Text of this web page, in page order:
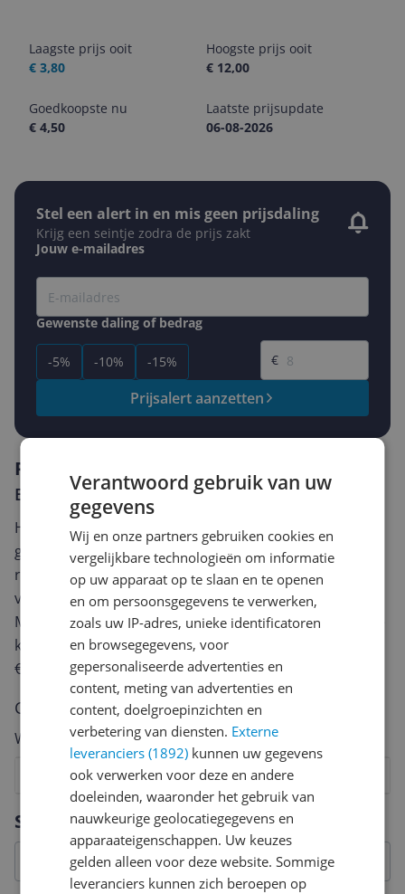
Laagste prijs ooit
€ 3,80
Hoogste prijs ooit
€ 12,00
Goedkoopste nu
€ 4,50
Laatste prijsupdate
06-08-2026
Stel een alert in en mis geen prijsdaling
Krijg een seintje zodra de prijs zakt
Jouw e-mailadres
Gewenste daling of bedrag
-5% -10% -15%
Gewenste prijs
€
Prijsalert aanzetten
Specificaties
Reviews
Er zijn nog geen reviews geschreven
Heb jij dit product in bezit en wil je graag je mening
geven? Start dan hieronder met het schrijven van je
review. Afhankelijk van de details duurt het schrijven
van een review gemiddeld tussen de 3 en 10 minuten.
Met jouw mening help je andere bezoekers een betere
keuze te maken én maak je iedere maand kans op
€250,-!
Klik hier voor de actievoorwaarden.
Cijfer
Welk cijfer geef jij dit product?
8
7
6
5
4
3
2
Verantwoord gebruik van uw
gegevens
Wij en onze partners gebruiken cookies en
vergelijkbare technologieën om informatie
op uw apparaat op te slaan en te openen
en om persoonsgegevens te verwerken,
zoals uw IP-adres, unieke identificatoren
en browsegegevens, voor
gepersonaliseerde advertenties en
content, meting van advertenties en
content, doelgroepinzichten en
verbetering van diensten. Externe
leveranciers (1892) kunnen uw gegevens
ook verwerken voor deze en andere
doeleinden, waaronder het gebruik van
nauwkeurige geolocatiegegevens en
apparaateigenschappen. Uw keuzes
gelden alleen voor deze website. Sommige
leveranciers kunnen zich beroepen op